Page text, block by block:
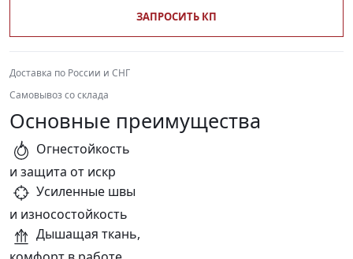
ЗАПРОСИТЬ КП
Доставка по России и СНГ
Самовывоз со склада
Основные преимущества
Огнестойкость
и защита от искр
Усиленные швы
и износостойкость
Дышащая ткань,